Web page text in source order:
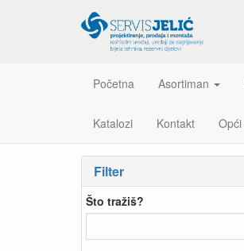
Početna Asortiman
Katalozi Kontakt
Filter
Što tražiš?